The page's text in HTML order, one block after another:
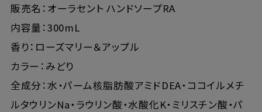
販売名：オーラセント ハンドソープRA
内容量：300mL
香り：ローズマリー＆アップル
カラー：みどり
全成分：水・パーム核脂肪酸アミドDEA・ココイルメチ
ルタウリンNa・ラウリン酸・水酸化K・ミリスチン酸・パ